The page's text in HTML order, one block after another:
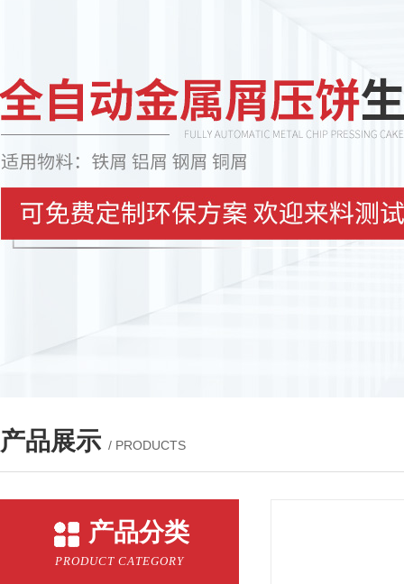
产品展示 / PRODUCTS
产品分类
PRODUCT CATEGORY